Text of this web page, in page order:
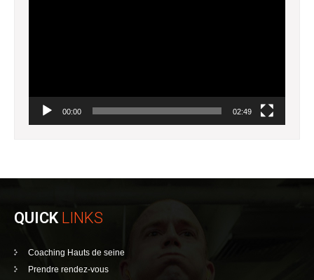
00:00 02:49
QUICK LINKS
Coaching Hauts de seine
Prendre rendez-vous